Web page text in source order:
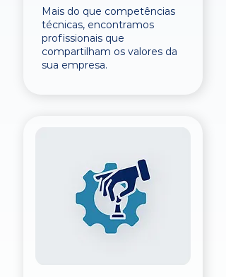
Mais do que competências
técnicas, encontramos
profissionais que
compartilham os valores da
sua empresa.